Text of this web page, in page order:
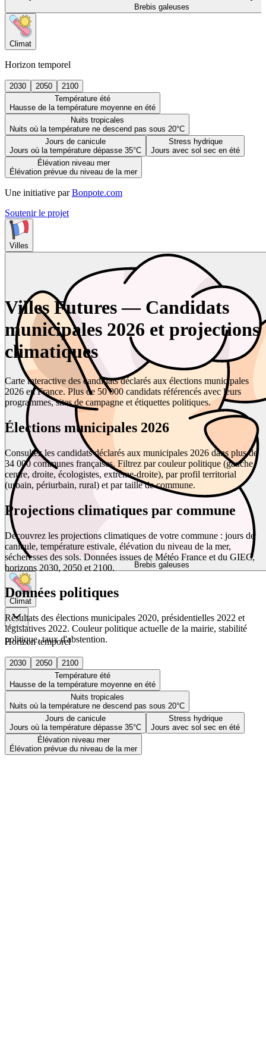
Brebis galeuses
Climat
Horizon temporel
2030 2050
2100
Température été
Hausse de la température moyenne en été
Nuits tropicales
Nuits où la température ne descend pas sous 20°C
Jours de canicule
Jours où la température dépasse 35°C
Stress hydrique
Jours avec sol sec en été
Élévation niveau mer
Élévation prévue du niveau de la mer
Une initiative par Bonpote.com
Soutenir le projet
Villes
Brebis galeuses
Climat
Horizon temporel
2030 2050
2100
Température été
Hausse de la température moyenne en été
Nuits tropicales
Nuits où la température ne descend pas sous 20°C
Jours de canicule
Jours où la température dépasse 35°C
Stress hydrique
Jours avec sol sec en été
Élévation niveau mer
Élévation prévue du niveau de la mer
Villes Futures — Candidats
municipales 2026 et projections
climatiques
Carte interactive des candidats déclarés aux élections municipales
2026 en France. Plus de 50 000 candidats référencés avec leurs
programmes, sites de campagne et étiquettes politiques.
Élections municipales 2026
Consultez les candidats déclarés aux municipales 2026 dans plus de
34 000 communes françaises. Filtrez par couleur politique (gauche,
centre, droite, écologistes, extrême-droite), par profil territorial
(urbain, périurbain, rural) et par taille de commune.
Projections climatiques par commune
Découvrez les projections climatiques de votre commune : jours de
canicule, température estivale, élévation du niveau de la mer,
sécheresses des sols. Données issues de Météo France et du GIEC,
horizons 2030, 2050 et 2100.
Données politiques
Résultats des élections municipales 2020, présidentielles 2022 et
législatives 2022. Couleur politique actuelle de la mairie, stabilité
politique, taux d'abstention.